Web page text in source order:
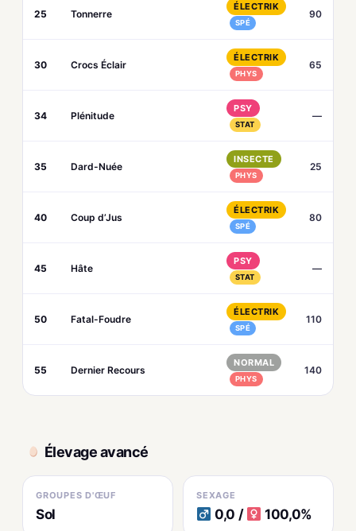
25 Tonnerre
ÉLECTRIK
SPÉ
90
30 Crocs Éclair
ÉLECTRIK
PHYS
65
34 Plénitude
PSY
STAT
—
35 Dard-Nuée
INSECTE
PHYS
25
40 Coup d’Jus
ÉLECTRIK
SPÉ
80
45 Hâte
PSY
STAT
—
50 Fatal-Foudre
ÉLECTRIK
SPÉ
110
55 Dernier Recours
NORMAL
PHYS
140
Élevage avancé
GROUPES D'ŒUF
Sol
SEXAGE
0,0 / 100,0%